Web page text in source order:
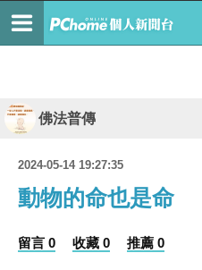
佛法普傳
2024-05-14 19:27:35
動物的命也是命
留言 0 收藏 0 推薦 0